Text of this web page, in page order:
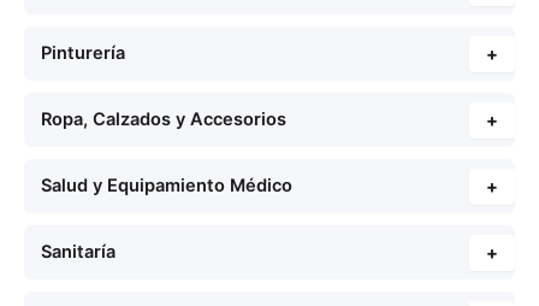
Pinturería +
Ropa, Calzados y Accesorios +
Salud y Equipamiento Médico +
Sanitaría +